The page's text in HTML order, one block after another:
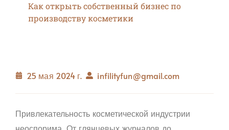
Как открыть собственный бизнес по
производству косметики
25 мая 2024 г. infilityfun@gmail.com
Привлекательность косметической индустрии